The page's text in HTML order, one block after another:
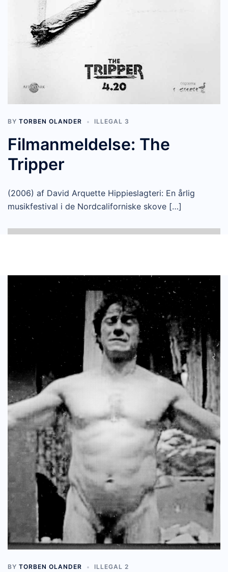
BY TORBEN OLANDER ILLEGAL 3
Filmanmeldelse: The
Tripper
(2006) af David Arquette Hippieslagteri: En årlig
musikfestival i de Nordcaliforniske skove […]
BY TORBEN OLANDER ILLEGAL 2